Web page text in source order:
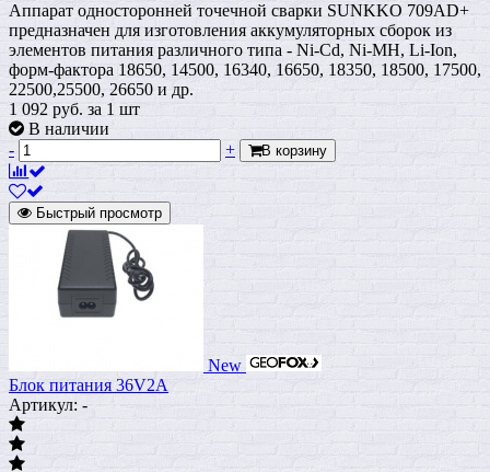
Аппарат односторонней точечной сварки SUNKKO 709AD+
предназначен для изготовления аккумуляторных сборок из
элементов питания различного типа - Ni-Cd, Ni-MH, Li-Ion,
форм-фактора 18650, 14500, 16340, 16650, 18350, 18500, 17500,
22500,25500, 26650 и др.
1 092 руб. за 1 шт
В наличии
-
+ В корзину
Быстрый просмотр
New
Блок питания 36V2A
Артикул: -